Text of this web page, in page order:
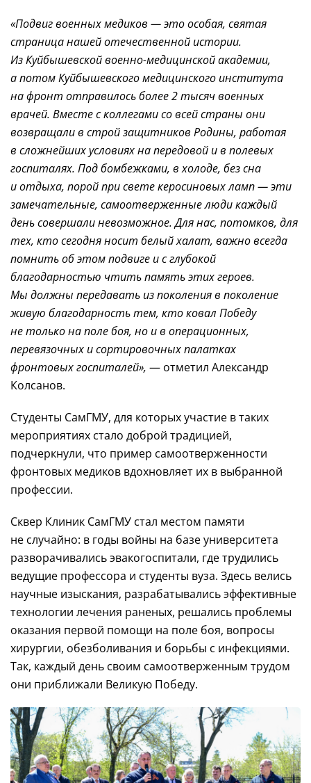
«Подвиг военных медиков — это особая, святая
страница нашей отечественной истории.
Из Куйбышевскойвоенно-медицинскойакадемии,
а потом Куйбышевского медицинского института
на фронт отправилось более 2 тысяч военных
врачей. Вместе с коллегами со всей страны они
возвращали в строй защитников Родины, работая
в сложнейших условиях на передовой и в полевых
госпиталях. Под бомбежками, в холоде, без сна
и отдыха, порой при свете керосиновых ламп — эти
замечательные, самоотверженные люди каждый
день совершали невозможное. Для нас, потомков, для
тех, кто сегодня носит белый халат, важно всегда
помнить об этом подвиге и с глубокой
благодарностью чтить память этих героев.
Мы должны передавать из поколения в поколение
живую благодарность тем, кто ковал Победу
не только на поле боя, но и в операционных,
перевязочных и сортировочных палатках
фронтовых госпиталей», — отметил Александр
Колсанов.
Студенты СамГМУ, для которых участие в таких
мероприятиях стало доброй традицией,
подчеркнули, что пример самоотверженности
фронтовых медиков вдохновляет их в выбранной
профессии.
Сквер Клиник СамГМУ стал местом памяти
не случайно: в годы войны на базе университета
разворачивались эвакогоспитали, где трудились
ведущие профессора и студенты вуза. Здесь велись
научные изыскания, разрабатывались эффективные
технологии лечения раненых, решались проблемы
оказания первой помощи на поле боя, вопросы
хирургии, обезболивания и борьбы с инфекциями.
Так, каждый день своим самоотверженным трудом
они приближали Великую Победу.